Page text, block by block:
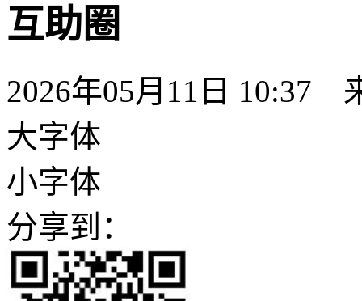
互助圈
2026年05月11日 10:37
大字体
小字体
分享到：